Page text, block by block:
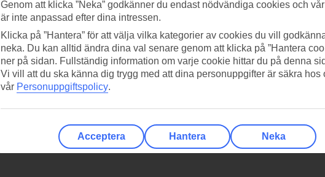
Genom att klicka ”Neka” godkänner du endast nödvändiga cookies och
är inte anpassad efter dina intressen.
Klicka på ”Hantera” för att välja vilka kategorier av cookies du vill
neka. Du kan alltid ändra dina val senare genom att klicka på ”Hantera
ner på sidan. Fullständig information om varje cookie hittar du på denna
Vi vill att du ska känna dig trygg med att dina personuppgifter är säkra hos
vår Personuppgiftspolicy.
Acceptera Hantera Neka